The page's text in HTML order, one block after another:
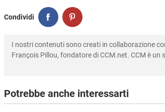
Condividi
I nostri contenuti sono creati in collaborazione
François Pillou, fondatore di CCM.net. CCM è
Potrebbe anche interessarti